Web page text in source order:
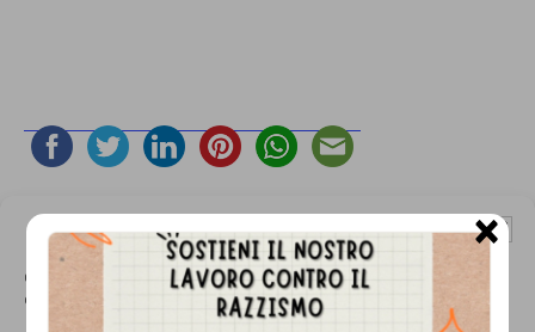
Gestisci Consenso Cookie
Questo sito fa uso di cookie, anche di terze parti, ma non utilizza alcun cookie
di profilazione.
pari
opportunità
SALVA NEL TUO CALENDARIO ×